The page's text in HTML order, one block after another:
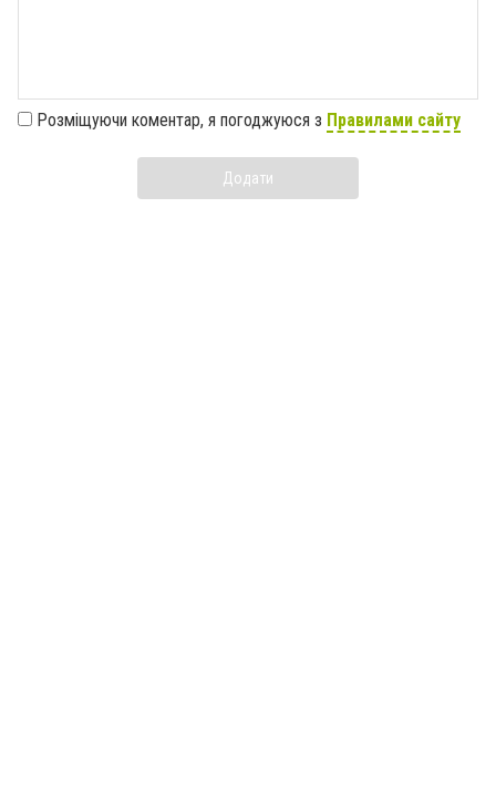
Розміщуючи коментар, я погоджуюся з Правилами сайту
Додати